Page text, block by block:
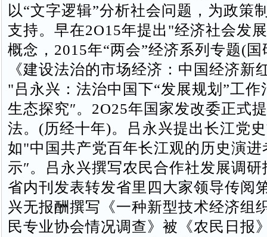
以“文字逻辑”分析社会问题，为政策
支持。早在2O15年提出"经济社会发
概念，2015年“两会”经济系列专题(
《建设法治的市场经济：中国经济新
"吕永兴：法治中国下“发展规划”工作
生态探究″。2O25年国家发改委正式
法。(历经十年)。吕永兴提出长江党
如"中国共产党百年长江观的历史演进
示″。吕永兴撰写农民合作社发展调
省内刊发表转发省里四大家领导传阅
兴无报酬撰写《一种新型技术经济组
民专业协会情况调查》被《农民日报